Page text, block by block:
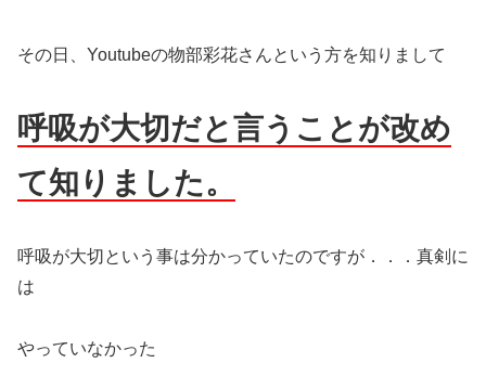
その日、Youtubeの物部彩花さんという方を知りまして
呼吸が大切だと言うことが改め
て知りました。
呼吸が大切という事は分かっていたのですが．．．真剣に
は
やっていなかった